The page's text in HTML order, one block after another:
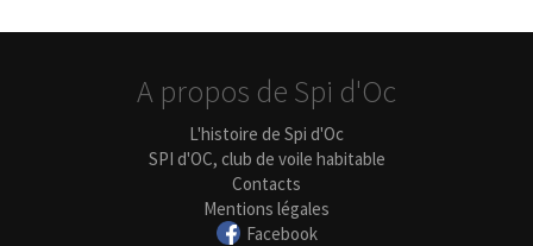
A propos de Spi d'Oc
L'histoire de Spi d'Oc
SPI d'OC, club de voile habitable
Contacts
Mentions légales
Facebook